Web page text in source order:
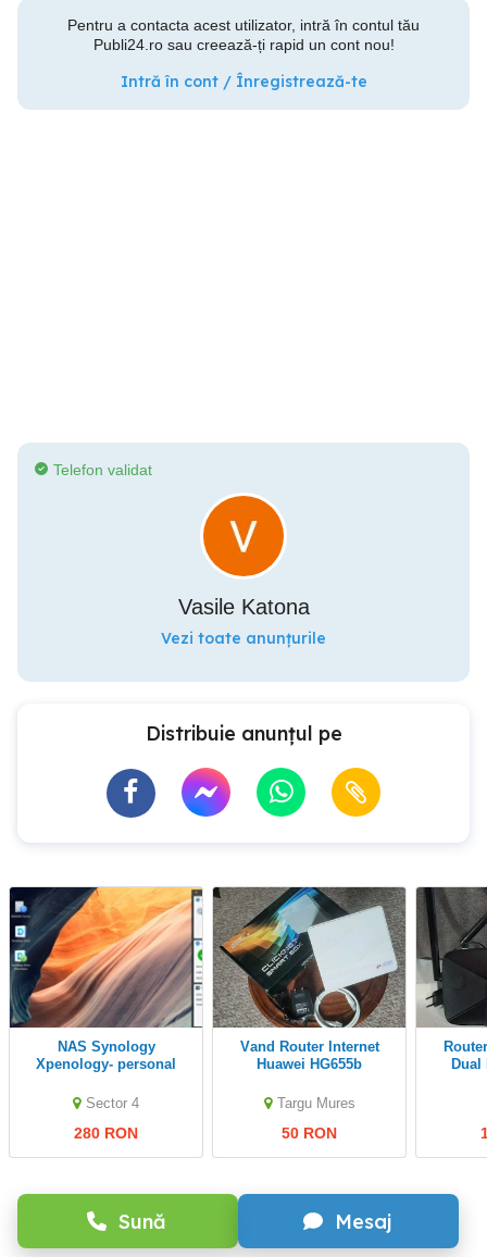
Pentru a contacta acest utilizator, intră în contul tău
Publi24.ro sau creează-ți rapid un cont nou!
Intră în cont / Înregistrează-te
Sună Mesaj
Telefon validat
Vasile Katona
Vezi toate anunțurile
Distribuie anunțul pe
NAS Synology
Xpenology- personal
Sector 4
280 RON
Vand Router Internet
Huawei HG655b
Targu Mures
50 RON
Router Wi-Fi AC1200
Dual